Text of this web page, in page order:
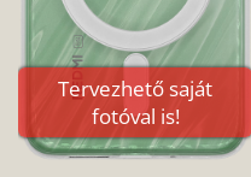
Tervezhető saját
fotóval is!